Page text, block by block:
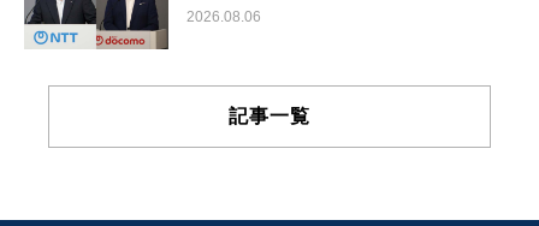
2026.08.06
記事一覧